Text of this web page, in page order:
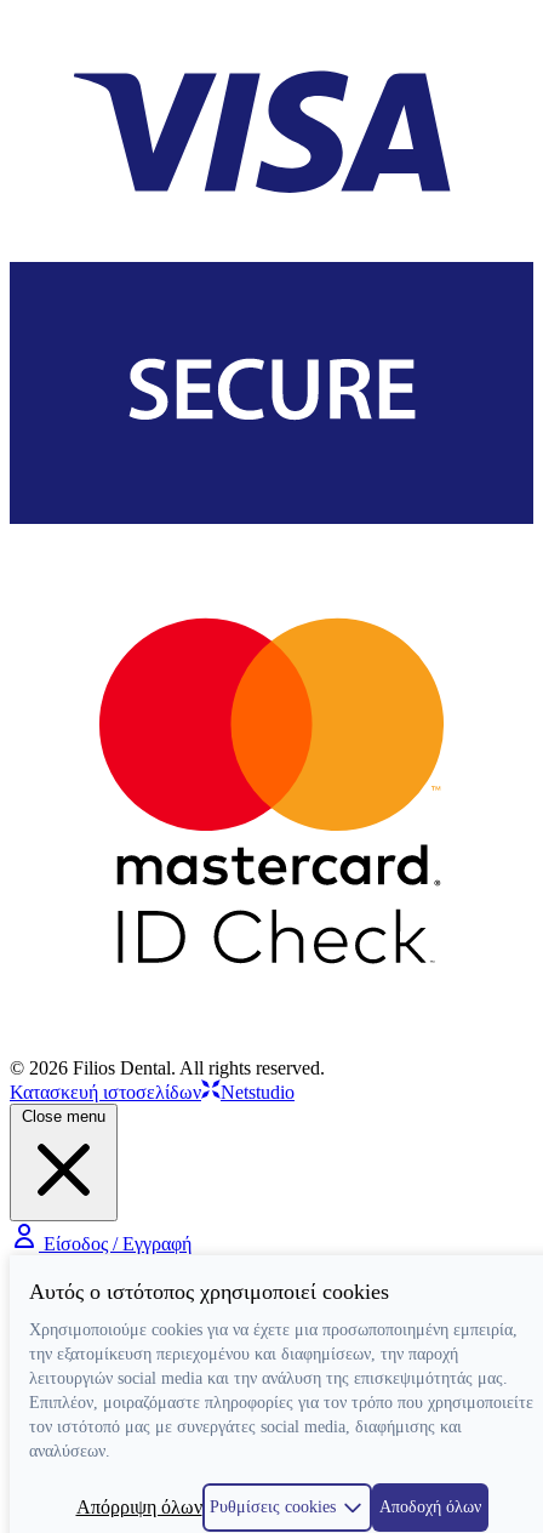
© 2026 Filios Dental. All rights reserved.
Κατασκευή ιστοσελίδων
Netstudio
Close menu
Είσοδος / Εγγραφή
Αυτός ο ιστότοπος χρησιμοποιεί cookies
Χρησιμοποιούμε cookies για να έχετε μια προσωποποιημένη εμπειρία,
την εξατομίκευση περιεχομένου και διαφημίσεων, την παροχή
λειτουργιών social media και την ανάλυση της επισκεψιμότητάς μας.
Επιπλέον, μοιραζόμαστε πληροφορίες για τον τρόπο που χρησιμοποιείτε
τον ιστότοπό μας με συνεργάτες social media, διαφήμισης και
αναλύσεων.
Απόρριψη όλων Ρυθμίσεις cookies Αποδοχή όλων